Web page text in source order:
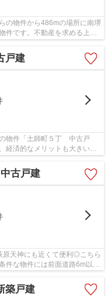
の物件から486mの場所に南堺
件です。不動産を求める上
お気軽...
戸建
物件「土師町５丁 中古戸
経済的なメリットも大きいで
物件で、...
古戸建
天神にも近くて便利◎こちら
な物件には前面道路6m以上
築戸建